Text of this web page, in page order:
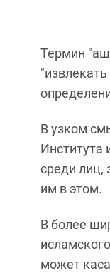
Термин
В узком
Института
среди лиц,
им в этом.
В более
может